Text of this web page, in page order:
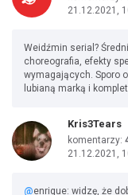
21.12.2021,
Weidźmin serial?
choreografia, efekty
wymagających. Sporo
lubianą marką i
Kris3Tears
komentarzy:
21.12.2021,
@enrique: widzę, że